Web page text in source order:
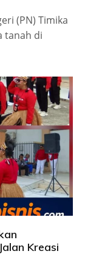
(PN) Timika
tanah di
Kreasi